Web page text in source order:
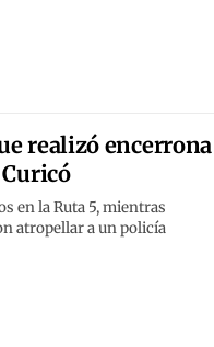
realizó
en la Ruta 5, mientras
atropellar a un policía